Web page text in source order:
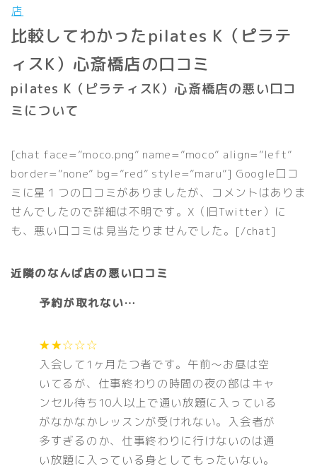
店
比較してわかったpilates K（ピラテ
ィスK）心斎橋店の口コミ
pilates K（ピラティスK）心斎橋店の悪い口コ
ミについて
[chat face=”moco.png” name=”moco” align=”left”
border=”none” bg=”red” style=”maru”] Google口コ
ミに星１つの口コミがありましたが、コメントはありま
せんでしたので詳細は不明です。X（旧Twitter）に
も、悪い口コミは見当たりませんでした。[/chat]
近隣のなんば店の悪い口コミ
予約が取れない…
★★☆☆☆
入会して1ヶ月たつ者です。午前〜お昼は空
いてるが、仕事終わりの時間の夜の部はキャ
ンセル待ち10人以上で通い放題に入っている
がなかなかレッスンが受けれない。入会者が
多すぎるのか、仕事終わりに行けないのは通
い放題に入っている身としてもったいない。